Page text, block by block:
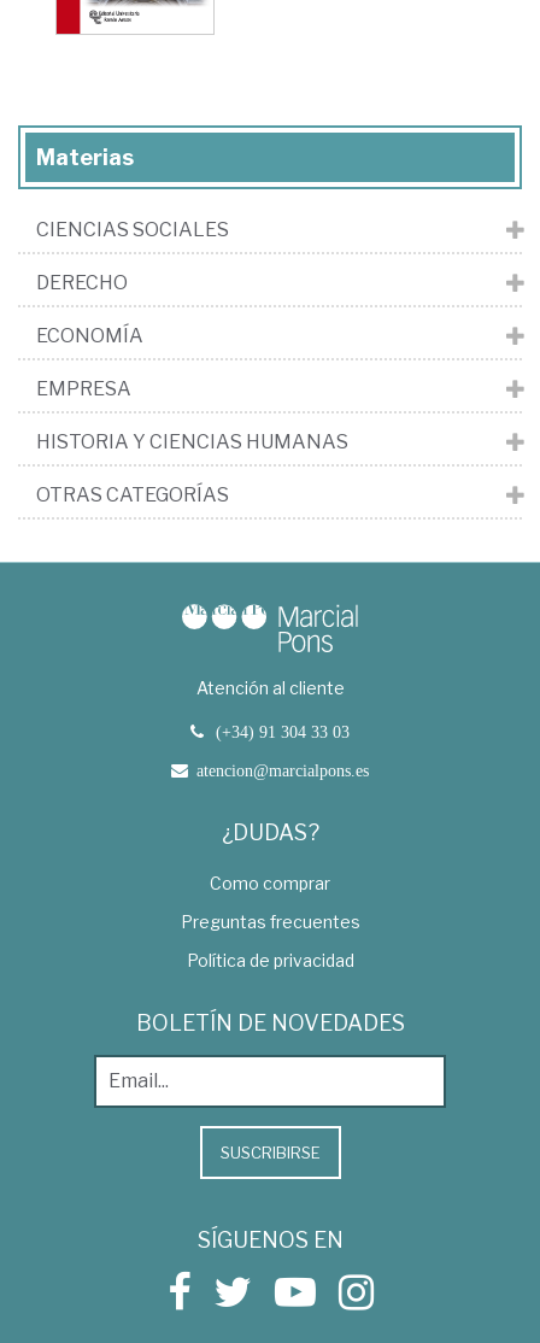
Materias
CIENCIAS SOCIALES
DERECHO
ECONOMÍA
EMPRESA
HISTORIA Y CIENCIAS HUMANAS
OTRAS CATEGORÍAS
Atención al cliente
(+34) 91 304 33 03
atencion@marcialpons.es
¿DUDAS?
Como comprar
Preguntas frecuentes
Política de privacidad
BOLETÍN DE NOVEDADES
SUSCRIBIRSE
SÍGUENOS EN